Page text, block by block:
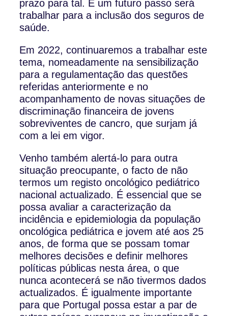
prazo para tal. E um futuro passo será
trabalhar para a inclusão dos seguros de
saúde.
Em 2022, continuaremos a trabalhar este
tema, nomeadamente na sensibilização
para a regulamentação das questões
referidas anteriormente e no
acompanhamento de novas situações de
discriminação financeira de jovens
sobreviventes de cancro, que surjam já
com a lei em vigor.
Venho também alertá-lo para outra
situação preocupante, o facto de não
termos um registo oncológico pediátrico
nacional actualizado. É essencial que se
possa avaliar a caracterização da
incidência e epidemiologia da população
oncológica pediátrica e jovem até aos 25
anos, de forma que se possam tomar
melhores decisões e definir melhores
políticas públicas nesta área, o que
nunca acontecerá se não tivermos dados
actualizados. É igualmente importante
para que Portugal possa estar a par de